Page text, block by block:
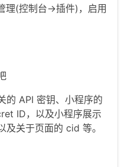
理(控制台->插件)，启用
的 API 密钥、小程序的
ID，以及小程序展示
及关于页面的 cid 等。